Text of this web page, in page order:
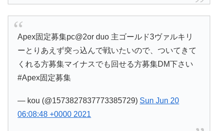
Apex固定募集pc@2or duo 主ゴールド3ヴァルキリ
ーとりあえず突っ込んで戦いたいので、ついてきて
くれる方募集マイナスでも回せる方募集DM下さい
#Apex固定募集
— kou (@1573827837773385729) Sun Jun 20
06:08:48 +0000 2021